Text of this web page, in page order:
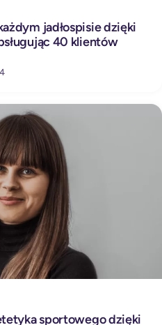
jadłospisie dzięki
40 klientów
sportowego dzięki